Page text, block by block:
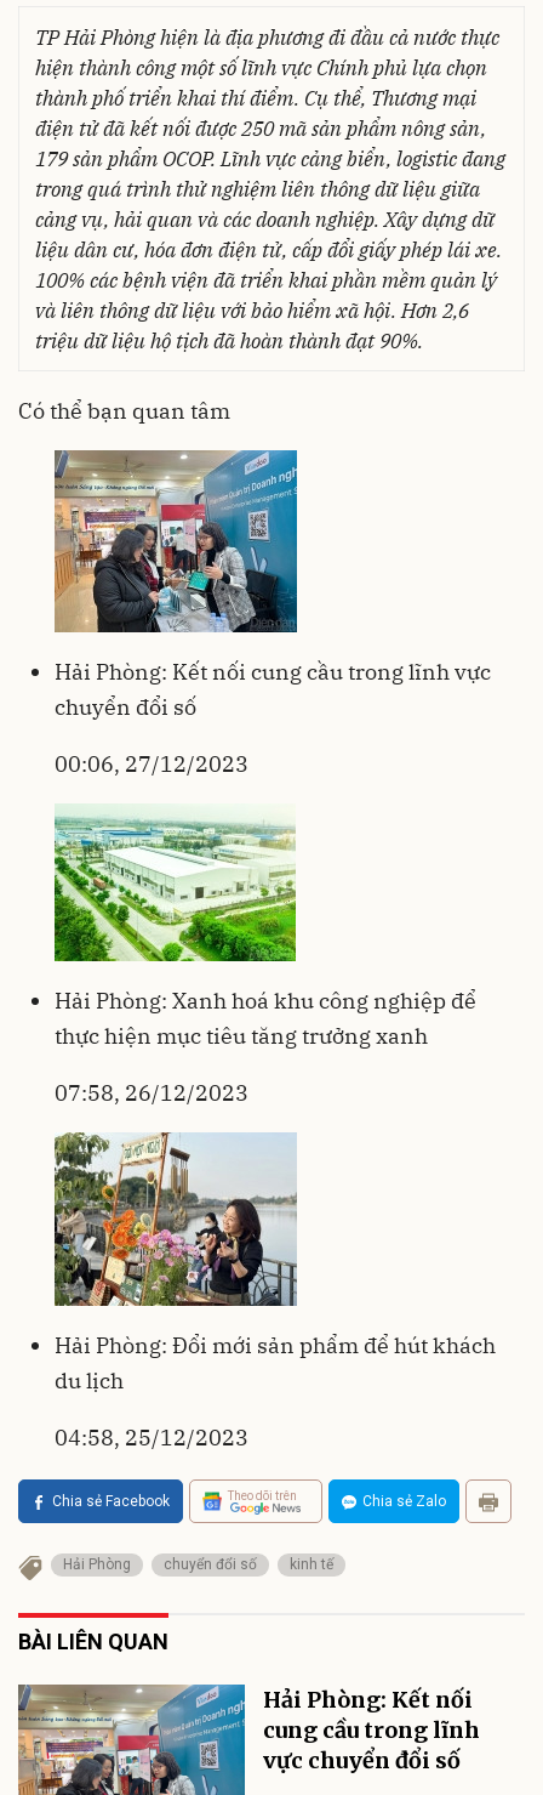
TP Hải Phòng hiện là địa phương đi đầu cả nước thực
hiện thành công một số lĩnh vực Chính phủ lựa chọn
thành phố triển khai thí điểm. Cụ thể, Thương mại
điện tử đã kết nối được 250 mã sản phẩm nông sản,
179 sản phẩm OCOP. Lĩnh vực cảng biển, logistic đang
trong quá trình thử nghiệm liên thông dữ liệu giữa
cảng vụ, hải quan và các doanh nghiệp. Xây dựng dữ
liệu dân cư, hóa đơn điện tử, cấp đổi giấy phép lái xe.
100% các bệnh viện đã triển khai phần mềm quản lý
và liên thông dữ liệu với bảo hiểm xã hội. Hơn 2,6
triệu dữ liệu hộ tịch đã hoàn thành đạt 90%.
Có thể bạn quan tâm
Hải Phòng: Kết nối cung cầu trong lĩnh vực
chuyển đổi số
00:06, 27/12/2023
Hải Phòng: Xanh hoá khu công nghiệp để
thực hiện mục tiêu tăng trưởng xanh
07:58, 26/12/2023
Hải Phòng: Đổi mới sản phẩm để hút khách
du lịch
04:58, 25/12/2023
Chia sẻ Facebook Theo dõi trên Chia sẻ Zalo
Hải Phòng chuyển đổi số kinh tế
BÀI LIÊN QUAN
Hải Phòng: Kết nối
cung cầu trong lĩnh
vực chuyển đổi số